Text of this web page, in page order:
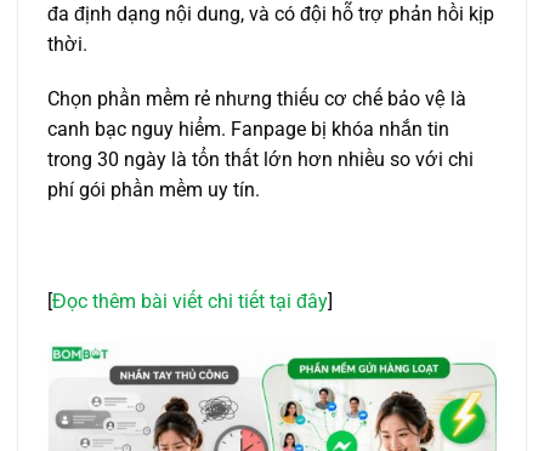
đa định dạng nội dung, và có đội hỗ trợ phản hồi kịp
thời.
Chọn phần mềm rẻ nhưng thiếu cơ chế bảo vệ là
canh bạc nguy hiểm. Fanpage bị khóa nhắn tin
trong 30 ngày là tổn thất lớn hơn nhiều so với chi
phí gói phần mềm uy tín.
[Đọc thêm bài viết chi tiết tại đây]